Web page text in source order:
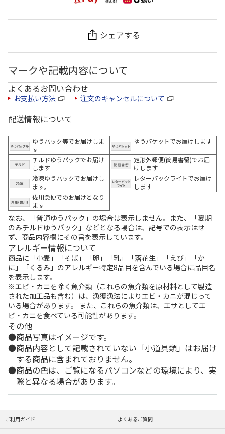
シェアする
マークや記載内容について
よくあるお問い合わせ
お支払い方法 注文のキャンセルについて
配送情報について
ゆうパック等でお届けしま
す
ゆうパケットでお届けします
チルドゆうパックでお届け
します
定形外郵便(簡易書留)でお届
けします
冷凍ゆうパックでお届けし
ます。
レターパックライトでお届け
します
佐川急便でのお届けとなり
ます
なお、「普通ゆうパック」の場合は表示しません。また、「夏期
のみチルドゆうパック」などとなる場合は、記号での表示はせ
ず、商品内容欄にその旨を表示しています。
アレルギー情報について
商品に「小麦」「そば」「卵」「乳」「落花生」「えび」「か
に」「くるみ」のアレルギー特定8品目を含んでいる場合に品目名
を表示します。
※エビ・カニを除く魚介類（これらの魚介類を原材料として製造
された加工品も含む）は、漁獲漁法によりエビ・カニが混じって
いる場合があります。 また、これらの魚介類は、エサとしてエ
ビ・カニを食べている可能性があります。
その他
商品写真はイメージです。
商品内容として記載されていない「小道具類」はお届け
する商品に含まれておりません。
商品の色は、ご覧になるパソコンなどの環境により、実
際と異なる場合があります。
ご利用ガイド よくあるご質問